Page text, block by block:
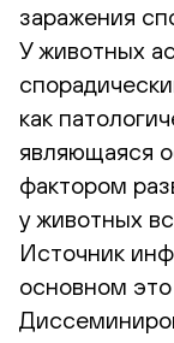
заражения
У животных
как
являющаяся
фактором
у животных
Источник
основном